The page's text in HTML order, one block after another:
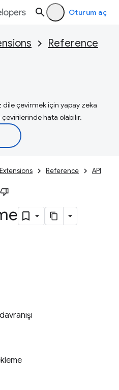
Oturum aç
Reference
çevirmek için yapay zeka
çevirilerinde hata olabilir.
Reference API